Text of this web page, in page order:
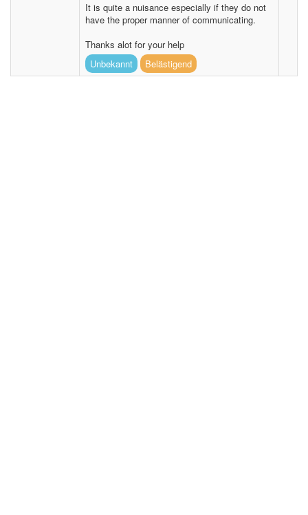
It is quite a nuisance especially if they do not
have the proper manner of communicating.
Thanks alot for your help
Unbekannt
Belästigend